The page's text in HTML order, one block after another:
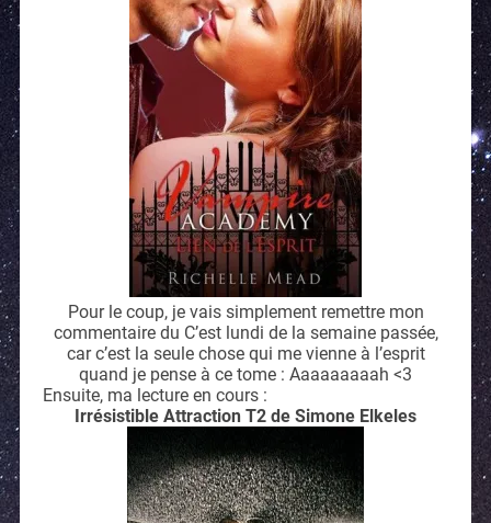
Pour le coup, je vais simplement remettre mon
commentaire du C’est lundi de la semaine passée,
car c’est la seule chose qui me vienne à l’esprit
quand je pense à ce tome : Aaaaaaaaah <3
Ensuite, ma lecture en cours :
Irrésistible Attraction T2 de Simone Elkeles